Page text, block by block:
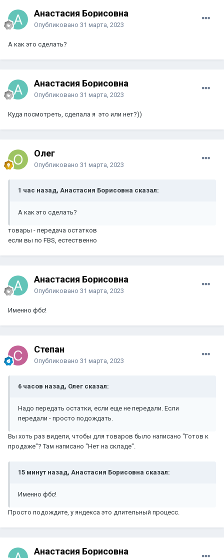
Анастасия Борисовна
Опубликовано 31 марта, 2023
А как это сделать?
Анастасия Борисовна
Опубликовано 31 марта, 2023
Куда посмотреть, сделала я это или нет?))
Олег
Опубликовано 31 марта, 2023
1 час назад, Анастасия Борисовна сказал:
А как это сделать?
товары - передача остатков
если вы по FBS, естественно
Анастасия Борисовна
Опубликовано 31 марта, 2023
Именно фбс!
Степан
Опубликовано 31 марта, 2023
6 часов назад, Олег сказал:
Надо передать остатки, если еще не передали. Если
передали - просто подождать.
Вы хоть раз видели, чтобы для товаров было написано "Готов к
продаже"? Там написано "Нет на складе".
15 минут назад, Анастасия Борисовна сказал:
Именно фбс!
Просто подождите, у яндекса это длительный процесс.
Анастасия Борисовна